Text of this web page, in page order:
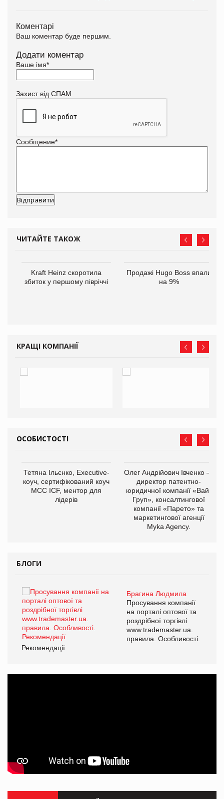
Коментарі
Ваш коментар буде першим.
Додати коментар
Ваше імя*
Захист від СПАМ
Сообщение*
ЧИТАЙТЕ ТАКОЖ
Kraft Heinz скоротила
збиток у першому півріччі
Продажі Hugo Boss впали
на 9%
КРАЩІ КОМПАНІЇ
ОСОБИСТОСТІ
Тетяна Ільєнко, Executive-
коуч, сертифікований коуч
МСС ICF, ментор для
лідерів
Олег Андрійович Івченко —
директор патентно-
юридичної компанії «Вайз
Груп», консалтингової
компанії «Парето» та
маркетингової агенції
Myka Agency.
БЛОГИ
Брагина Людмила
Просування компанії
на порталі оптової та
роздрібної торгівлі
www.trademaster.ua.
правила. Особливості.
Рекомендації